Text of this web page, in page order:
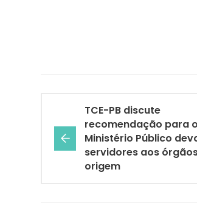
TCE-PB discute
recomendação para o
Ministério Público
servidores aos
origem